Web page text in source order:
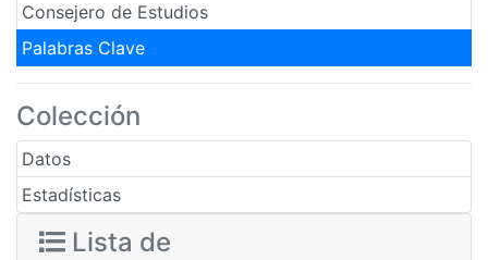
Consejero de Estudios
Palabras Clave
Colección
Datos
Estadísticas
Lista de